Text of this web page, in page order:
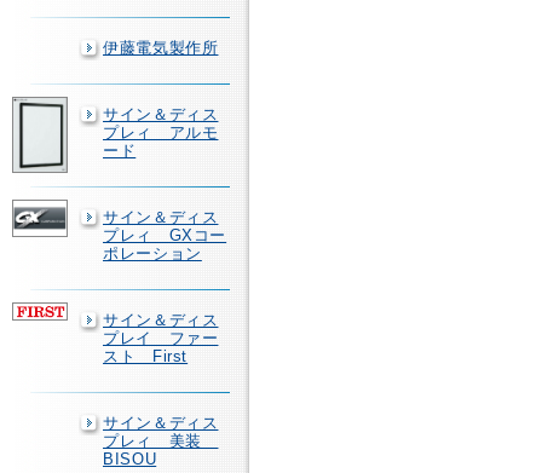
伊藤電気製作所
サイン＆ディス
プレィ アルモ
ード
サイン＆ディス
プレィ GXコー
ポレーション
サイン＆ディス
プレイ ファー
スト First
サイン＆ディス
プレィ 美装
BISOU